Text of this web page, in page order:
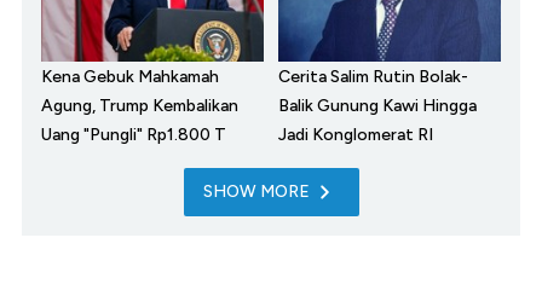
Kena Gebuk Mahkamah
Agung, Trump Kembalikan
Uang "Pungli" Rp1.800 T
Cerita Salim Rutin Bolak-
Balik Gunung Kawi Hingga
Jadi Konglomerat RI
SHOW MORE